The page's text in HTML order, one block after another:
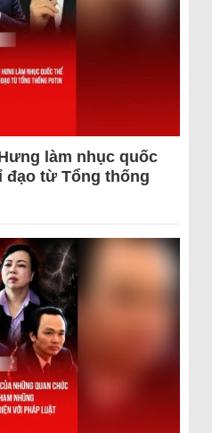
làm nhục quốc
đạo từ Tổng thống